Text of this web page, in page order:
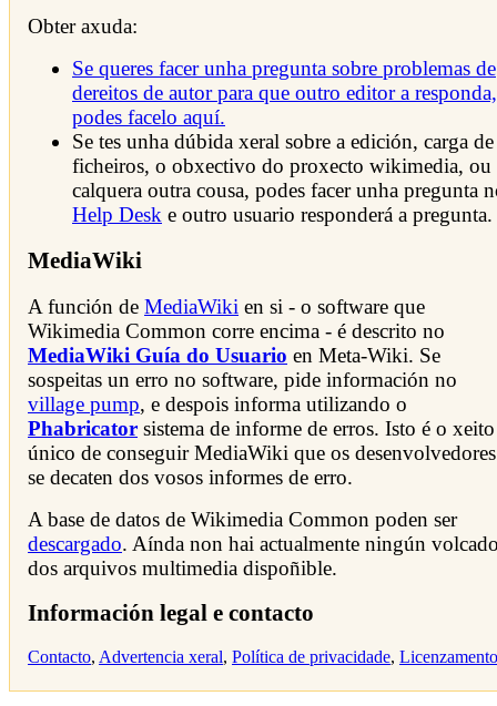
Obter axuda:
Se queres facer unha pregunta sobre problemas de
dereitos de autor para que outro editor a responda,
podes facelo aquí.
Se tes unha dúbida xeral sobre a edición, carga de
ficheiros, o obxectivo do proxecto wikimedia, ou
calquera outra cousa, podes facer unha pregunta
Help Desk e outro usuario responderá a pregunta.
MediaWiki
A función de MediaWiki en si - o software que
Wikimedia Common corre encima - é descrito no
MediaWiki Guía do Usuario en Meta-Wiki. Se
sospeitas un erro no software, pide información no
village pump, e despois informa utilizando o
Phabricator sistema de informe de erros. Isto é o xeito
único de conseguir MediaWiki que os desenvolvedores
se decaten dos vosos informes de erro.
A base de datos de Wikimedia Common poden ser
descargado. Aínda non hai actualmente ningún
dos arquivos multimedia dispoñible.
Información legal e contacto
Contacto, Advertencia xeral, Política de privacidade, Licenzamento